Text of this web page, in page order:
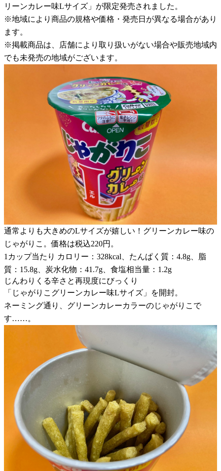
リーンカレー味Lサイズ」が限定発売されました。
※地域により商品の規格や価格・発売日が異なる場合があり
ます。
※掲載商品は、店舗により取り扱いがない場合や販売地域内
でも未発売の地域がございます。
通常よりも大きめのLサイズが嬉しい！グリーンカレー味の
じゃがりこ。価格は税込220円。
1カップ当たり カロリー：328kcal、たんぱく質：4.8g、脂
質：15.8g、炭水化物：41.7g、食塩相当量：1.2g
じんわりくる辛さと再現度にびっくり
「じゃがりこグリーンカレー味Lサイズ」を開封。
ネーミング通り、グリーンカレーカラーのじゃがりこで
す……。